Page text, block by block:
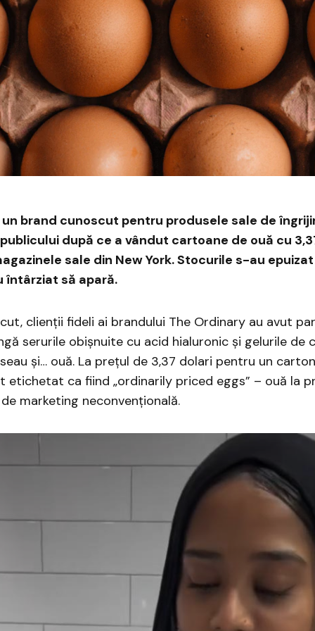
brand cunoscut pentru produsele sale de
după ce a vândut cartoane de ouă cu
sale din New York. Stocurile s-au
întârziat să apară.
clienții fideli ai brandului The Ordinary au avut
serurile obișnuite cu acid hialuronic și gelurile de
și… ouă. La prețul de 3,37 dolari pentru un
etichetat ca fiind „ordinarily priced eggs” – ouă la
marketing neconvențională.